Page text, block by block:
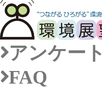
アンケート
FAQ